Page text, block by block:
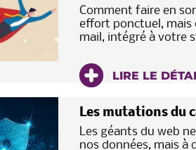
Comment faire en
effort ponctuel, mais
mail, intégré à votre
LIRE LE
Les mutations du
Les géants du web
nos données, mais à